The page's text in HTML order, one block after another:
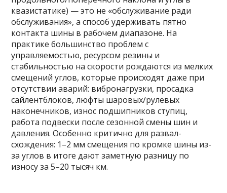
квазистатике) — это не «обслуживание ради
обслуживания», а способ удерживать пятно
контакта шины в рабочем диапазоне. На
практике большинство проблем с
управляемостью, ресурсом резины и
стабильностью на скорости рождаются из мелких
смещений углов, которые происходят даже при
отсутствии аварий: вибронагрузки, просадка
сайлентблоков, люфты шаровых/рулевых
наконечников, износ подшипников ступиц,
работа подвески после сезонной смены шин и
давления. Особенно критично для развал-
схождения: 1–2 мм смещения по кромке шины из-
за углов в итоге дают заметную разницу по
износу за 5–20 тысяч км.